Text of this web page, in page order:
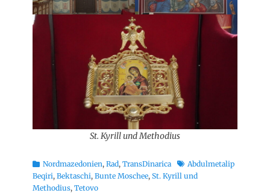
St. Kyrill und Methodius
Kategorien
Nordmazedonien, Rad, TransDinarica Schlagworte
Abdulmetalip
Beqiri, Bektaschi, Bunte Moschee, St. Kyrill und
Methodius, Tetovo